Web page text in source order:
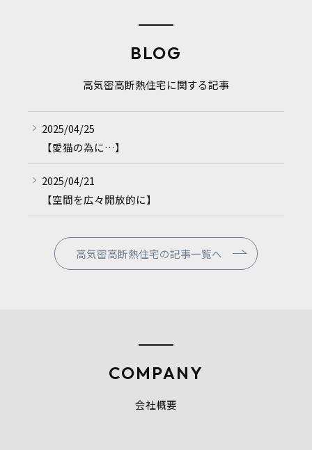
高気密高断熱住宅に関する記事
BLOG
2025/04/25
【愛猫の為に…】
2025/04/21
【空間を広々開放的に】
高気密高断熱住宅の記事一覧へ
会社概要
COMPANY